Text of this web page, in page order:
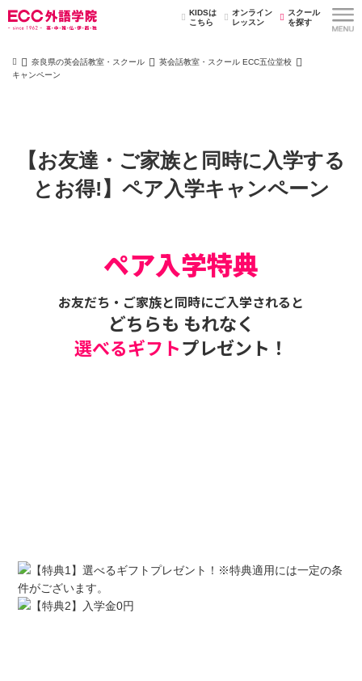
KIDSは
こちら
オンライン
レッスン
スクール
を探す
奈良県の英会話教室・スクール
英会話教室・スクール ECC五位堂校
キャンペーン
【お友達・ご家族と同時に入学する
とお得!】ペア入学キャンペーン
ペア入学特典
お友だち・ご家族と同時にご入学されると
どちらも もれなく
選べるギフトプレゼント！